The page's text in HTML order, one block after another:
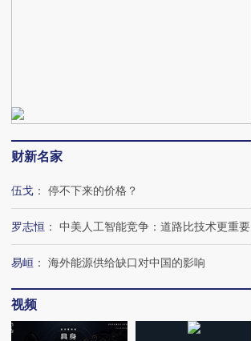
财新名家
伍戈 ： 停不下来的价格？
罗志恒 ： 中美人工智能竞争：道路比技术更重要
易峘 ： 海外能源供给缺口对中国的影响
视频